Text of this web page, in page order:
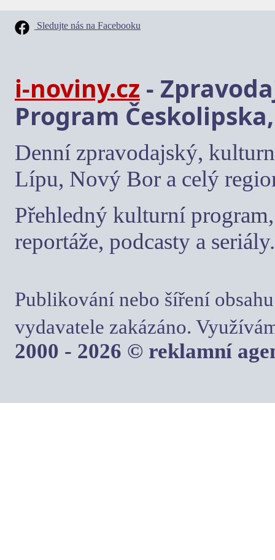
Sledujte nás na Facebooku
i-noviny.cz -
Program
Denní zpravodajský,
Lípu, Nový Bor a celý
Přehledný kulturní
reportáže, podcasty a seriály.
Publikování nebo šíření
vydavatele zakázáno.
2000 - 2026 © reklamní